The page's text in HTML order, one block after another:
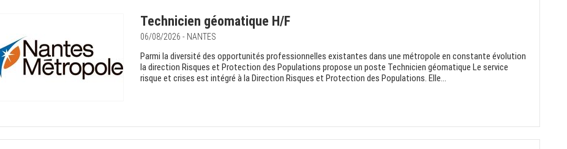
Technicien géomatique H/F
06/08/2026 - NANTES
Parmi la diversité des opportunités professionnelles existantes dans une métropole en constante évolution
la direction Risques et Protection des Populations propose un poste Technicien géomatique Le service
risque et crises est intégré à la Direction Risques et Protection des Populations. Elle...